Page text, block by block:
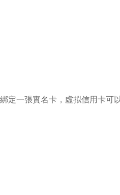
定一張實名卡，虛拟信用卡可